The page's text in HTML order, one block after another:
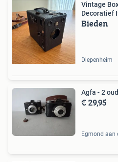
Vintage
Decoratief
Bieden
Diepenheim
Agfa - 2
€ 29,95
Egmond aan